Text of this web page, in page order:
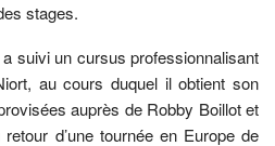
stages.
suivi un cursus professionnalisant
au cours duquel il obtient son
auprès de Robby Boillot et
d’une tournée en Europe de